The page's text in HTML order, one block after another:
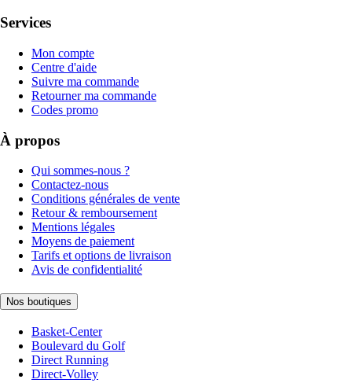
Services
Mon compte
Centre d'aide
Suivre ma commande
Retourner ma commande
Codes promo
À propos
Qui sommes-nous ?
Contactez-nous
Conditions générales de vente
Retour & remboursement
Mentions légales
Moyens de paiement
Tarifs et options de livraison
Avis de confidentialité
Nos boutiques
Basket-Center
Boulevard du Golf
Direct Running
Direct-Volley